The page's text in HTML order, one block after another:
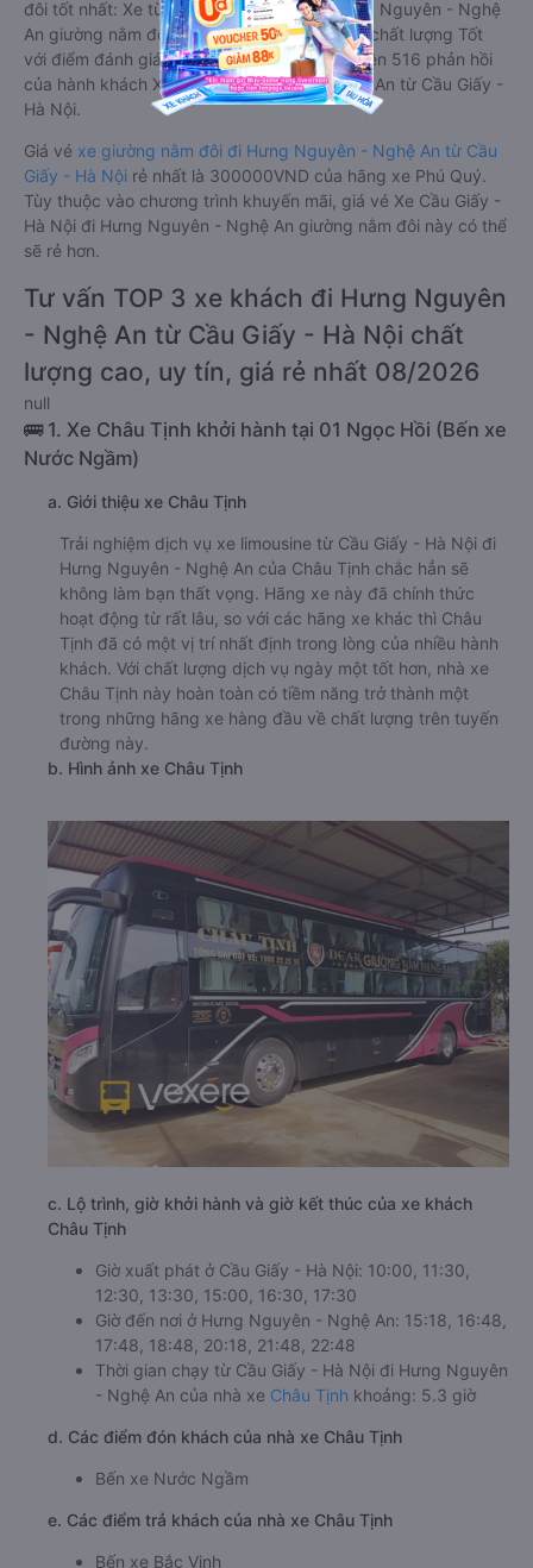
đôi tốt nhất: Xe từ Cầu Giấy - Hà Nội đi Hưng Nguyên - Nghệ
An giường nằm đôi được đánh giá chung có chất lượng Tốt
với điểm đánh giá trung bình từ 4.6/5 dựa trên 516 phản hồi
của hành khách Xe về Hưng Nguyên - Nghệ An từ Cầu Giấy -
Hà Nội.
Giá vé xe giường nằm đôi đi Hưng Nguyên - Nghệ An từ Cầu
Giấy - Hà Nội rẻ nhất là 300000VND của hãng xe Phú Quý.
Tùy thuộc vào chương trình khuyến mãi, giá vé Xe Cầu Giấy -
Hà Nội đi Hưng Nguyên - Nghệ An giường nằm đôi này có thể
sẽ rẻ hơn.
Tư vấn TOP 3 xe khách đi Hưng Nguyên
- Nghệ An từ Cầu Giấy - Hà Nội chất
lượng cao, uy tín, giá rẻ nhất 08/2026
null
🚌 1. Xe Châu Tịnh khởi hành tại 01 Ngọc Hồi (Bến xe
Nước Ngầm)
a. Giới thiệu xe Châu Tịnh
Trải nghiệm dịch vụ xe limousine từ Cầu Giấy - Hà Nội đi
Hưng Nguyên - Nghệ An của Châu Tịnh chắc hẳn sẽ
không làm bạn thất vọng. Hãng xe này đã chính thức
hoạt động từ rất lâu, so với các hãng xe khác thì Châu
Tịnh đã có một vị trí nhất định trong lòng của nhiều hành
khách. Với chất lượng dịch vụ ngày một tốt hơn, nhà xe
Châu Tịnh này hoàn toàn có tiềm năng trở thành một
trong những hãng xe hàng đầu về chất lượng trên tuyến
đường này.
b. Hình ảnh xe Châu Tịnh
c. Lộ trình, giờ khởi hành và giờ kết thúc của xe khách
Châu Tịnh
Giờ xuất phát ở Cầu Giấy - Hà Nội: 10:00, 11:30,
12:30, 13:30, 15:00, 16:30, 17:30
Giờ đến nơi ở Hưng Nguyên - Nghệ An: 15:18, 16:48,
17:48, 18:48, 20:18, 21:48, 22:48
Thời gian chạy từ Cầu Giấy - Hà Nội đi Hưng Nguyên
- Nghệ An của nhà xe Châu Tịnh khoảng: 5.3 giờ
d. Các điểm đón khách của nhà xe Châu Tịnh
Bến xe Nước Ngầm
e. Các điểm trả khách của nhà xe Châu Tịnh
Bến xe Bắc Vinh